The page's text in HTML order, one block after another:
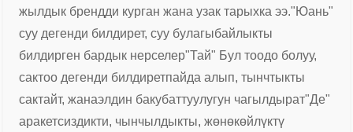
жылдык брендди курган жана узак тарыхка ээ."Юань"
суу дегенди билдирет, суу булагыбайлыкты
билдирген бардык нерселер"Тай" Бул тоодо болуу,
сактоо дегенди билдиретпайда алып, тынчтыкты
сактайт, жанаэлдин бакубаттуулугун чагылдырат"Де"
аракетсиздикти, чынчылдыкты, жөнөкөйлүктү